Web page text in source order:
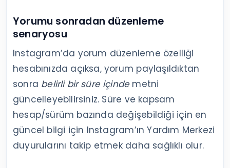
Yorumu sonradan düzenleme
senaryosu
Instagram’da yorum düzenleme özelliği
hesabınızda açıksa, yorum paylaşıldıktan
sonra belirli bir süre içindemetni
güncelleyebilirsiniz. Süre ve kapsam
hesap/sürüm bazında değişebildiği için en
güncel bilgi için Instagram’ın Yardım Merkezi
duyurularını takip etmek daha sağlıklı olur.